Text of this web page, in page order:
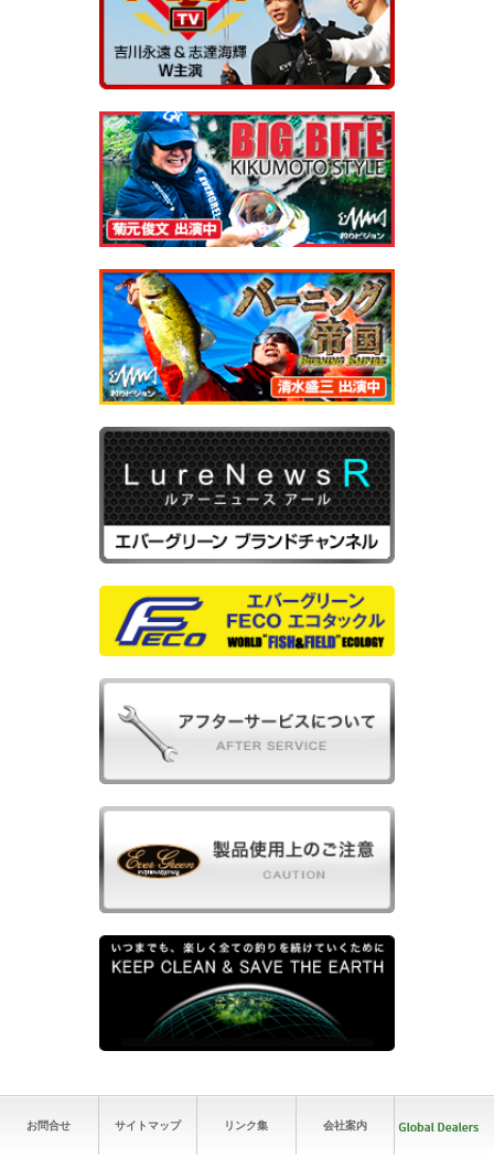
お問合せ サイトマップ リンク集 会社案内